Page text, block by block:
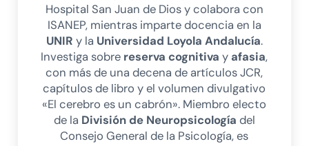
Hospital San Juan de Dios y colabora con
ISANEP, mientras imparte docencia en la
UNIR y la Universidad Loyola Andalucía.
Investiga sobre reserva cognitiva y afasia,
con más de una decena de artículos JCR,
capítulos de libro y el volumen divulgativo
«El cerebro es un cabrón». Miembro electo
de la División de Neuropsicología del
Consejo General de la Psicología, es